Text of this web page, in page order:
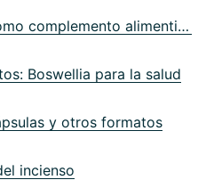
01 Definición: incienso como complemento alimenticio
Boswellia para la salud
y otros formatos
incienso